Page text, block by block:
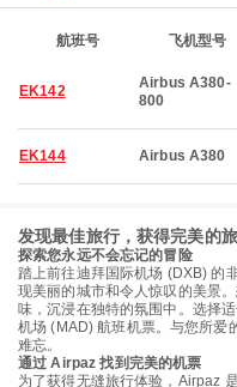
航班号 飞机型号
EK142
Airbus A380-
800
EK144 Airbus A380
发现最佳旅行，获得完美的
探索您永远不会忘记的冒险
踏上前往迪拜国际机场 (DXB) 的
现美丽的城市和令人惊叹的美景
味，沉浸在独特的氛围中。选择
机场 (MAD) 航班机票。与您所爱
难忘。
通过 Airpaz 找到完美的机票
为了获得无缝旅行体验，Airpaz